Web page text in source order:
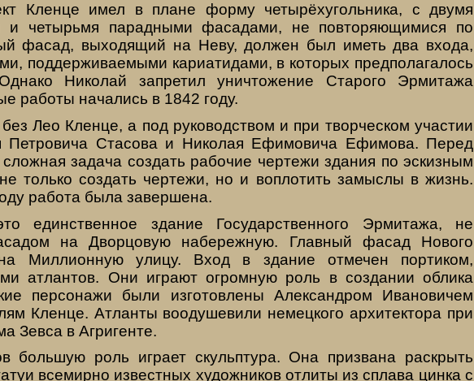
Кленце имел в плане форму четырёхугольника, с двумя
и четырьмя парадными фасадами, не повторяющимися по
фасад, выходящий на Неву, должен был иметь два входа,
поддерживаемыми кариатидами, в которых предполагалось
Николай запретил уничтожение Старого Эрмитажа
работы начались в 1842 году.
Лео Кленце, а под руководством и при творческом участии
Петровича Стасова и Николая Ефимовича Ефимова. Перед
задача создать рабочие чертежи здания по эскизным
только создать чертежи, но и воплотить замыслы в жизнь.
работа была завершена.
единственное здание Государственного Эрмитажа, не
на Дворцовую набережную. Главный фасад Нового
Миллионную улицу. Вход в здание отмечен портиком,
атлантов. Они играют огромную роль в создании облика
персонажи были изготовлены Александром Ивановичем
Кленце. Атланты воодушевили немецкого архитектора при
Зевса в Агригенте.
большую роль играет скульптура. Она призвана раскрыть
всемирно известных художников отлиты из сплава цинка с